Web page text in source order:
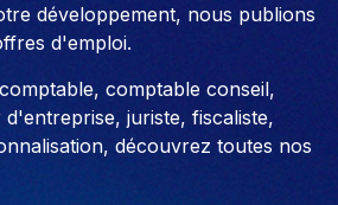
développement, nous publions
d'emploi.
comptable conseil,
juriste, fiscaliste,
découvrez toutes nos